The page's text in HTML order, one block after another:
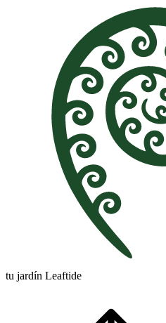
tu jardín Leaftide